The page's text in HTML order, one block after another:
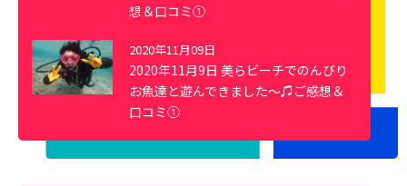
想＆口コミ①
2020年11月09日
2020年11月9日 美らビーチでのんびり
お魚達と遊んできました～♫ご感想＆
口コミ①